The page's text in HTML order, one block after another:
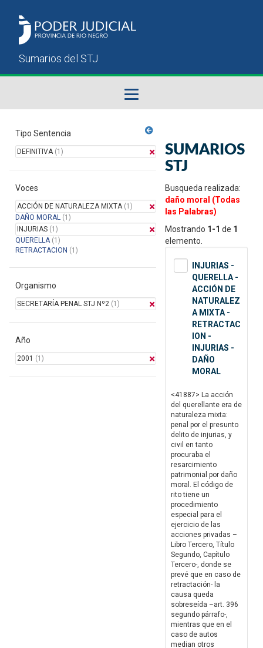
Sumarios del STJ
Manual del Usuario
Tipo Sentencia
DEFINITIVA(1)
Voces
ACCIÓN DE NATURALEZA MIXTA(1)
DAÑO MORAL (1)
INJURIAS (1)
QUERELLA(1)
RETRACTACION (1)
Organismo
SECRETARÍA PENAL STJ Nº2 (1)
Año
2001 (1)
SUMARIOS
STJ
Busqueda realizada:
daño moral (Todas
las Palabras)
Mostrando 1-1 de 1
elemento.
INJURIAS -
QUERELLA -
ACCIÓN DE
NATURALEZ
A MIXTA -
RETRACTAC
ION -
INJURIAS -
DAÑO
MORAL
<41887> La acción
del querellante era de
naturaleza mixta:
penal por el presunto
delito de injurias, y
civil en tanto
procuraba el
resarcimiento
patrimonial por daño
moral. El código de
rito tiene un
procedimiento
especial para el
ejercicio de las
acciones privadas –
Libro Tercero, Título
Segundo, Capítulo
Tercero-, donde se
prevé que en caso de
retractación- la
causa queda
sobreseída –art. 396
segundo párrafo-,
mientras que en el
caso de autos
median otros